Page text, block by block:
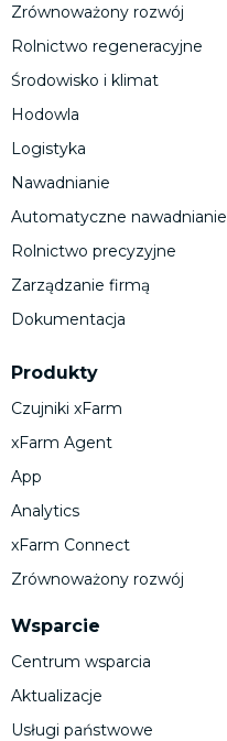
Zrównoważony rozwój
Rolnictwo regeneracyjne
Środowisko i klimat
Hodowla
Logistyka
Nawadnianie
Automatyczne nawadnianie
Rolnictwo precyzyjne
Zarządzanie firmą
Dokumentacja
Produkty
Czujniki xFarm
xFarm Agent
App
Analytics
xFarm Connect
Zrównoważony rozwój
Wsparcie
Centrum wsparcia
Aktualizacje
Usługi państwowe